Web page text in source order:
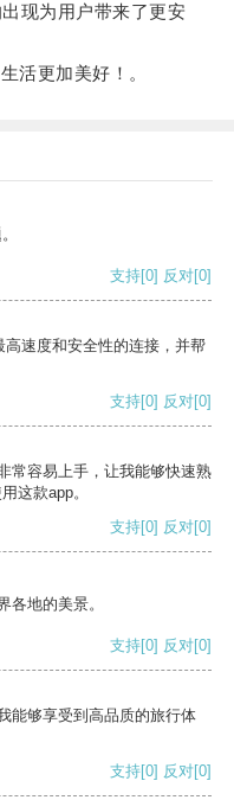
现为用户带来了更安
更加美好！。
支持[0] 反对[0]
速度和安全性的连接，并帮
支持[0] 反对[0]
常容易上手，让我能够快速熟
这款app。
支持[0] 反对[0]
各地的美景。
支持[0] 反对[0]
能够享受到高品质的旅行体
支持[0] 反对[0]